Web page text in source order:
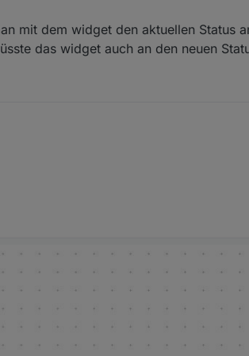
mit dem widget den aktuellen Status
das widget auch an den neuen
man mit dem widget den aktuellen Status